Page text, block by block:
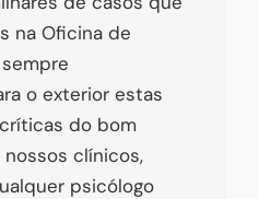
na Oficina de
o exterior estas
do bom
clínicos,
psicólogo